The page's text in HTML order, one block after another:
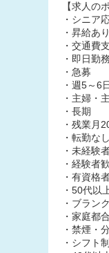
【求人の
・シニア
・昇給あり
・交通費
・即日勤
・急募
・週5～6
・主婦・
・長期
・残業月
・転勤なし
・未経験
・経験者
・有資格
・50代以
・ブラン
・家庭都
・禁煙・
・シフト制